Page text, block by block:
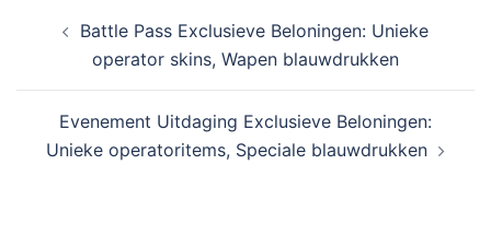
navigation
Battle Pass Exclusieve Beloningen: Unieke
operator skins, Wapen blauwdrukken
Evenement Uitdaging Exclusieve Beloningen:
Unieke operatoritems, Speciale blauwdrukken